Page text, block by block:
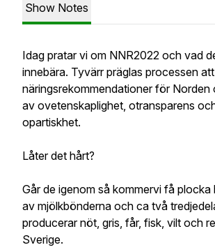
Show Notes
Idag pratar vi om NNR2022 och vad
innebära. Tyvärr präglas processen
näringsrekommendationer för Norden
av ovetenskaplighet, otransparens
opartiskhet.
Låter det hårt?
Går de igenom så kommervi få
av mjölkbönderna och ca två
producerar nöt, gris, får, fisk, vilt och
Sverige.